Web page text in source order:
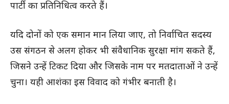
पार्टी का प्रतिनिधित्व करते हैं।
यदि दोनों को एक समान मान लिया जाए, तो निर्वाचित सदस्य
उस संगठन से अलग होकर भी संवैधानिक सुरक्षा मांग सकते हैं,
जिसने उन्हें टिकट दिया और जिसके नाम पर मतदाताओं ने उन्हें
चुना। यही आशंका इस विवाद को गंभीर बनाती है।